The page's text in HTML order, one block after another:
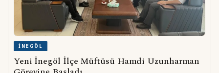
İNEGÖL
Yeni İnegöl İlçe Müftüsü Hamdi Uzunharman